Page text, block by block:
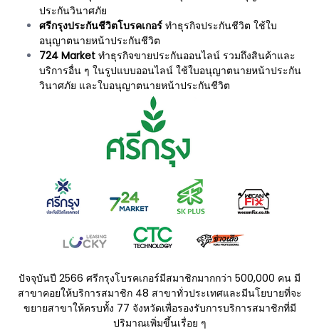
ประกันวินาศภัย
ศรีกรุงประกันชีวิตโบรคเกอร์ ทำธุรกิจประกันชีวิต ใช้ใบ
อนุญาตนายหน้าประกันชีวิต
724 Market ทำธุรกิจขายประกันออนไลน์ รวมถึงสินค้าและ
บริการอื่น ๆ ในรูปแบบออนไลน์ ใช้ใบอนุญาตนายหน้าประกัน
วินาศภัย และใบอนุญาตนายหน้าประกันชีวิต
ปัจจุบันปี 2566 ศรีกรุงโบรคเกอร์มีสมาชิกมากกว่า 500,000 คน มี
สาขาคอยให้บริการสมาชิก 48 สาขาทั่วประเทศและมีนโยบายที่จะ
ขยายสาขาให้ครบทั้ง 77 จังหวัดเพื่อรองรับการบริการสมาชิกที่มี
ปริมาณเพิ่มขึ้นเรื่อย ๆ